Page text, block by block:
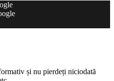
și nu pierdeți niciodată